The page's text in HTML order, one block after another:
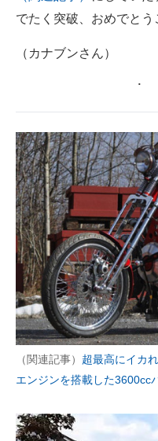
でたく突破、おめでとう
（カナブンさん）
（関連記事） 超最高にイカ
エンジンを搭載した3600cc